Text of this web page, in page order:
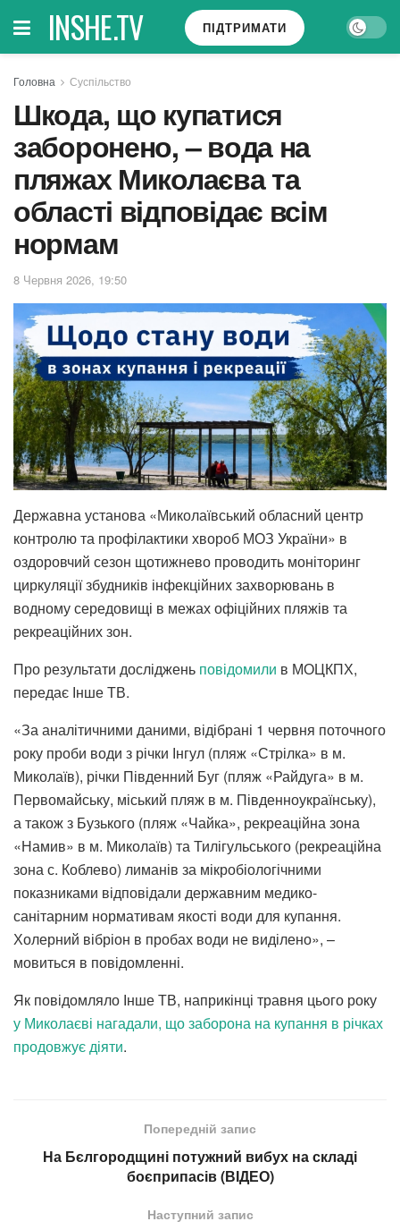
INSHE.TV ПІДТРИМАТИ
Головна Суспільство
Шкода, що купатися
заборонено, – вода на
пляжах Миколаєва та
області відповідає всім
нормам
8 Червня 2026, 19:50
Державна установа «Миколаївський обласний центр
контролю та профілактики хвороб МОЗ України» в
оздоровчий сезон щотижнево проводить моніторинг
циркуляції збудників інфекційних захворювань в
водному середовищі в межах офіційних пляжів та
рекреаційних зон.
Про результати досліджень повідомили в МОЦКПХ,
передає Інше ТВ.
«За аналітичними даними, відібрані 1 червня поточного
року проби води з річки Інгул (пляж «Стрілка» в м.
Миколаїв), річки Південний Буг (пляж «Райдуга» в м.
Первомайську, міський пляж в м. Південноукраїнську),
а також з Бузького (пляж «Чайка», рекреаційна зона
«Намив» в м. Миколаїв) та Тилігульського (рекреаційна
зона с. Коблево) лиманів за мікробіологічними
показниками відповідали державним медико-
санітарним нормативам якості води для купання.
Холерний вібріон в пробах води не виділено», –
мовиться в повідомленні.
Як повідомляло Інше ТВ, наприкінці травня цього року
у Миколаєві нагадали, що заборона на купання в річках
продовжує діяти.
Попередній запис
На Бєлгородщині потужний вибух на складі
боєприпасів (ВІДЕО)
Наступний запис